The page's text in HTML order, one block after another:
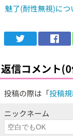
魅了(耐性無視)に
返信コメント
投稿の際は「投稿
ニックネーム